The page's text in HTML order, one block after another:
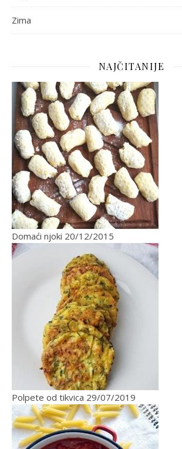
Zima
NAJČITANIJE
Domaći njoki 20/12/2015
Polpete od tikvica 29/07/2019